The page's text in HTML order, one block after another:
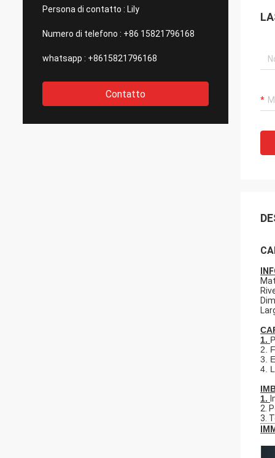
Persona di contatto : Lily
Numero di telefono : +86 15821796168
whatsapp : +8615821796168
Contatto
1.
2.
3.
4.
1.
2.
3.